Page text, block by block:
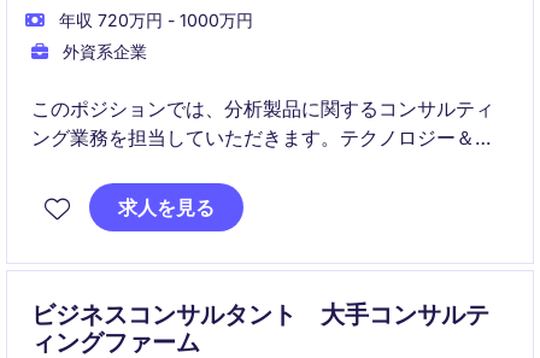
年収 720万円 - 1000万円
外資系企業
このポジションでは、分析製品に関するコンサルティ
ング業務を担当していただきます。テクノロジー＆テ
エージェンシー部門に貢献できる方を募集していま
す。
求人を見る
ビジネスコンサルタント 大手コンサルテ
ィングファーム